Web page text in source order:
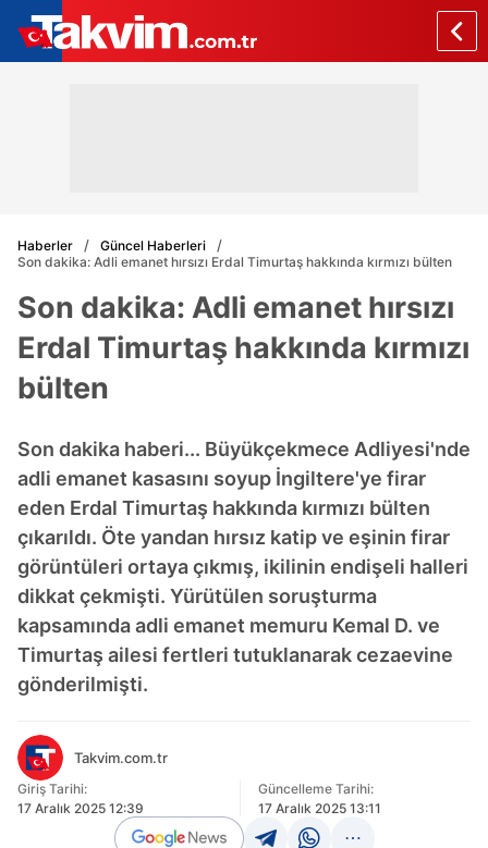
Haberler
Güncel Haberleri
Son dakika: Adli emanet hırsızı Erdal Timurtaş hakkında kırmızı bülten
Son dakika: Adli emanet hırsızı
Erdal Timurtaş hakkında kırmızı
bülten
Son dakika haberi... Büyükçekmece Adliyesi'nde
adli emanet kasasını soyup İngiltere'ye firar
eden Erdal Timurtaş hakkında kırmızı bülten
çıkarıldı. Öte yandan hırsız katip ve eşinin firar
görüntüleri ortaya çıkmış, ikilinin endişeli halleri
dikkat çekmişti. Yürütülen soruşturma
kapsamında adli emanet memuru Kemal D. ve
Timurtaş ailesi fertleri tutuklanarak cezaevine
gönderilmişti.
Takvim.com.tr
Giriş Tarihi:
17 Aralık 2025 12:39
Güncelleme Tarihi:
17 Aralık 2025 13:11